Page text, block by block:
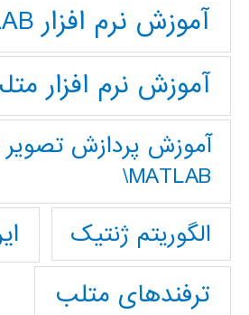
آموزش نرم افزار MATLAB
آموزش نرم افزار
آموزش پردازش تصوير
MATLAB\
الگوریتم ژنتیک
ترفندهای متلب